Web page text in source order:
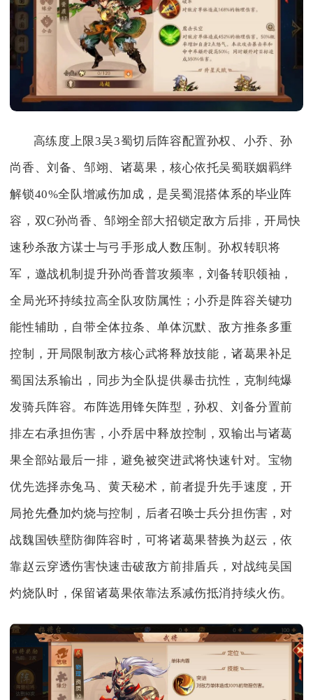
高练度上限3吴3蜀切后阵容配置孙权、小乔、孙
尚香、刘备、邹翊、诸葛果，核心依托吴蜀联姻羁绊
解锁40%全队增减伤加成，是吴蜀混搭体系的毕业阵
容，双C孙尚香、邹翊全部大招锁定敌方后排，开局快
速秒杀敌方谋士与弓手形成人数压制。孙权转职将
军，邀战机制提升孙尚香普攻频率，刘备转职领袖，
全局光环持续拉高全队攻防属性；小乔是阵容关键功
能性辅助，自带全体拉条、单体沉默、敌方推条多重
控制，开局限制敌方核心武将释放技能，诸葛果补足
蜀国法系输出，同步为全队提供暴击抗性，克制纯爆
发骑兵阵容。布阵选用锋矢阵型，孙权、刘备分置前
排左右承担伤害，小乔居中释放控制，双输出与诸葛
果全部站最后一排，避免被突进武将快速针对。宝物
优先选择赤兔马、黄天秘术，前者提升先手速度，开
局抢先叠加灼烧与控制，后者召唤士兵分担伤害，对
战魏国铁壁防御阵容时，可将诸葛果替换为赵云，依
靠赵云穿透伤害快速击破敌方前排盾兵，对战纯吴国
灼烧队时，保留诸葛果依靠法系减伤抵消持续火伤。